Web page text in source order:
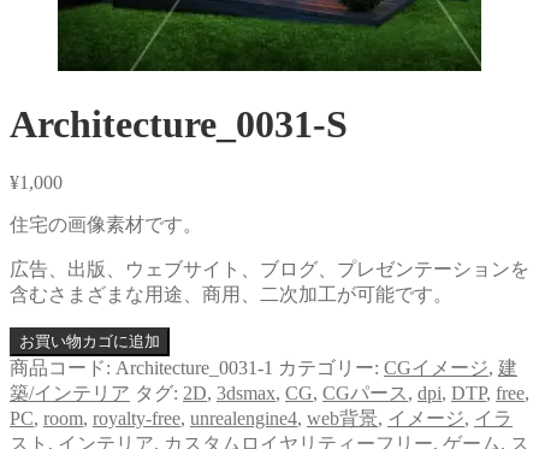
Architecture_0031-S
¥1,000
住宅の画像素材です。
広告、出版、ウェブサイト、ブログ、プレゼンテーションを
含むさまざまな用途、商用、二次加工が可能です。
お買い物カゴに追加
商品コード: Architecture_0031-1 カテゴリー: CGイメージ, 建
築/インテリア タグ: 2D, 3dsmax, CG, CGパース , dpi, DTP, free,
PC, room, royalty-free, unrealengine4, web背景, イメージ, イラ
スト , インテリア, カスタムロイヤリティーフリー, ゲーム, ス